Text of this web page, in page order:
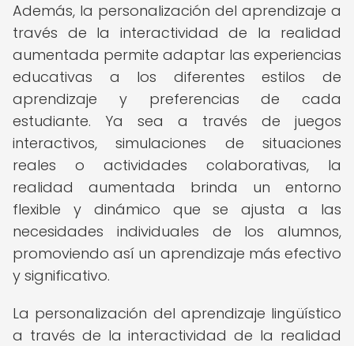
Además, la personalización del aprendizaje a
través de la interactividad de la realidad
aumentada permite adaptar las experiencias
educativas a los diferentes estilos de
aprendizaje y preferencias de cada
estudiante. Ya sea a través de juegos
interactivos, simulaciones de situaciones
reales o actividades colaborativas, la
realidad aumentada brinda un entorno
flexible y dinámico que se ajusta a las
necesidades individuales de los alumnos,
promoviendo así un aprendizaje más efectivo
y significativo.
La personalización del aprendizaje lingüístico
a través de la interactividad de la realidad